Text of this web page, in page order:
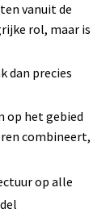
vanuit de
rol, maar is
dan precies
op het gebied
combineert,
op alle